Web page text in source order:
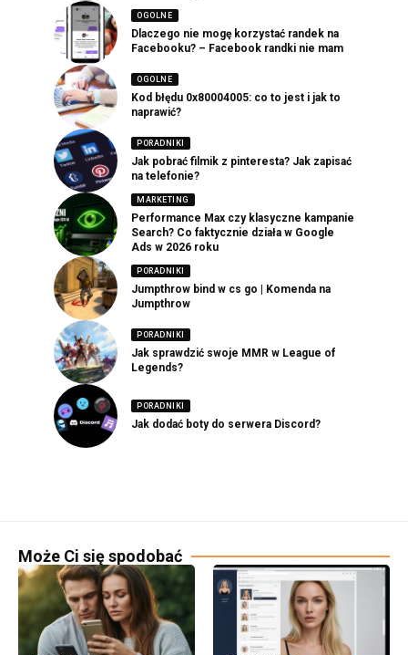
OGOLNE
Dlaczego nie mogę korzystać randek na
Facebooku? – Facebook randki nie mam
OGOLNE
Kod błędu 0x80004005: co to jest i jak to
naprawić?
PORADNIKI
Jak pobrać filmik z pinteresta? Jak zapisać
na telefonie?
MARKETING
Performance Max czy klasyczne kampanie
Search? Co faktycznie działa w Google
Ads w 2026 roku
PORADNIKI
Jumpthrow bind w cs go | Komenda na
Jumpthrow
PORADNIKI
Jak sprawdzić swoje MMR w League of
Legends?
PORADNIKI
Jak dodać boty do serwera Discord?
Może Ci się spodobać